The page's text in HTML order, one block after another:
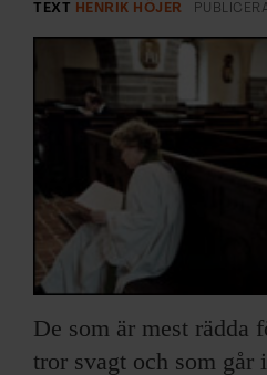
LYSSNA/PODD
EVENEMANG &
KONTAKTA F&F
SKRIV I F&F
PRENUMERERA PÅ
TEXT HENRIK HÖJER
De som är mest rädda
tror svagt och som går